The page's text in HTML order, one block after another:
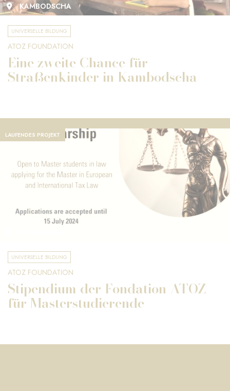
KAMBODSCHA
UNIVERSELLE BILDUNG
ATOZ FOUNDATION
Eine zweite Chance für
Straßenkinder in Kambodscha
LAUFENDES PROJEKT
UNIVERSELLE BILDUNG
ATOZ FOUNDATION
Stipendium der Fondation ATOZ
für Masterstudierende